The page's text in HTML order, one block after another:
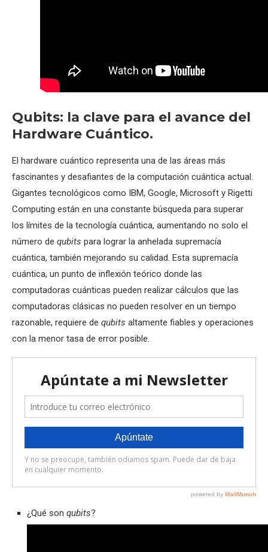
Qubits: la clave para el avance del
Hardware Cuántico.
El hardware cuántico representa una de las áreas más
fascinantes y desafiantes de la computación cuántica actual.
Gigantes tecnológicos como IBM, Google, Microsoft y Rigetti
Computing están en una constante búsqueda para superar
los límites de la tecnología cuántica, aumentando no solo el
número de qubits para lograr la anhelada supremacía
cuántica, también mejorando su calidad. Esta supremacía
cuántica, un punto de inflexión teórico donde las
computadoras cuánticas pueden realizar cálculos que las
computadoras clásicas no pueden resolver en un tiempo
razonable, requiere de qubits altamente fiables y operaciones
con la menor tasa de error posible.
¿Qué son qubits?